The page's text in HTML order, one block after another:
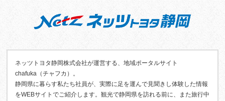
ネッツトヨタ静岡株式会社が運営する、地域ポータルサイト
chafuka（チャフカ）。
静岡県に暮らす私たち社員が、実際に足を運んで見聞きし体験した情報
をWEBサイトでご紹介します。観光で静岡県を訪れる前に、また旅行中